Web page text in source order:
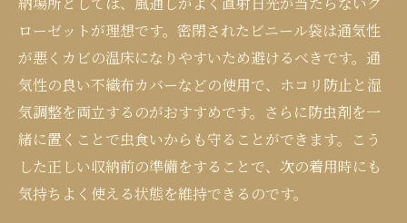
ローゼットが理想です。密閉されたビニール袋は通気性
が悪くカビの温床になりやすいため避けるべきです。通
気性の良い不織布カバーなどの使用で、ホコリ防止と湿
気調整を両立するのがおすすめです。さらに防虫剤を一
緒に置くことで虫食いからも守ることができます。こう
した正しい収納前の準備をすることで、次の着用時にも
気持ちよく使える状態を維持できるのです。